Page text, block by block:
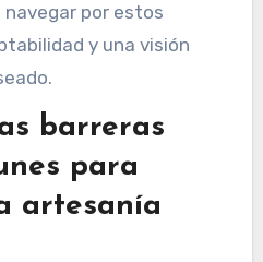
navegar por estos
y una visión
barreras
para
artesanía